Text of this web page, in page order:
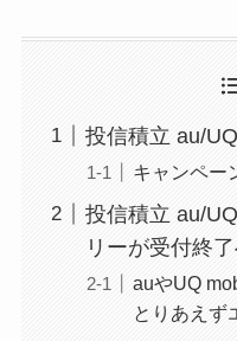
投信積立 au/
キャンペー
投信積立 au/
リーが受付終
auやUQ
とりあえず